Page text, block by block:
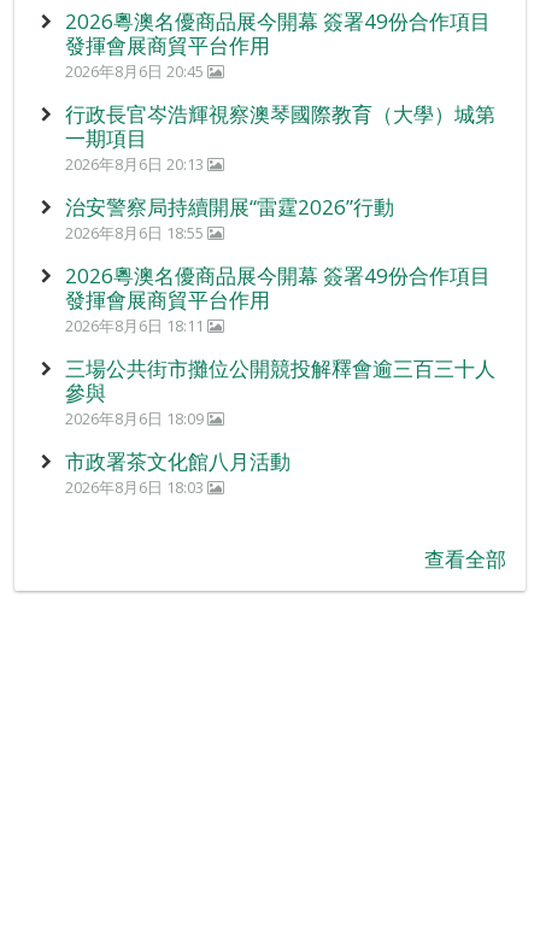
2026粵澳名優商品展今開幕 簽署49份合作項目
發揮會展商貿平台作用
2026年8月6日 20:45
行政長官岑浩輝視察澳琴國際教育（大學）城第
一期項目
2026年8月6日 20:13
治安警察局持續開展“雷霆2026”行動
2026年8月6日 18:55
2026粵澳名優商品展今開幕 簽署49份合作項目
發揮會展商貿平台作用
2026年8月6日 18:11
三場公共街市攤位公開競投解釋會逾三百三十人
參與
2026年8月6日 18:09
市政署茶文化館八月活動
2026年8月6日 18:03
查看全部